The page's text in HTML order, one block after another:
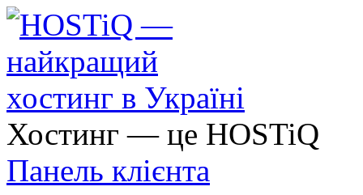
Хостинг — це HOSTiQ
Панель клієнта